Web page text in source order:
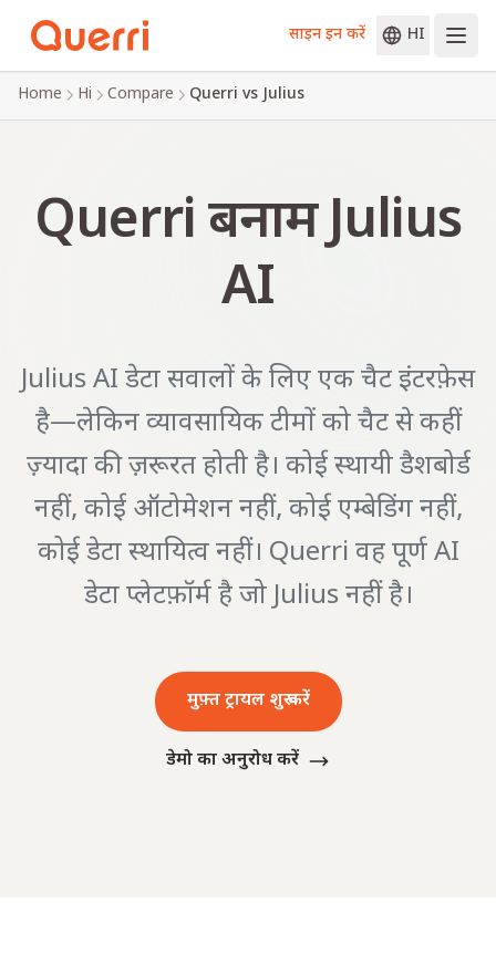
Skip to content
साइन इन करें HI
Home Hi Compare Querri vs Julius
Querri बनाम Julius
AI
Julius AI डेटा सवालों के लिए एक चैट इंटरफ़ेस
है—लेकिन व्यावसायिक टीमों को चैट से कहीं
ज़्यादा की ज़रूरत होती है। कोई स्थायी डैशबोर्ड
नहीं, कोई ऑटोमेशन नहीं, कोई एम्बेडिंग नहीं,
कोई डेटा स्थायित्व नहीं। Querri वह पूर्ण AI
डेटा प्लेटफ़ॉर्म है जो Julius नहीं है।
मुफ़्त ट्रायल शुरू करें
डेमो का अनुरोध करें